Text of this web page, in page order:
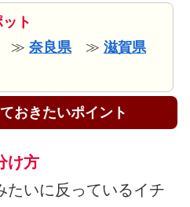
ト
≫ 奈良県 ≫ 滋賀県
おきたいポイント
け方
たいに反っているイチ